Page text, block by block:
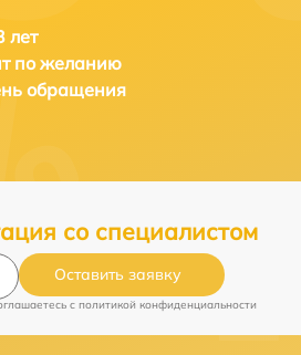
лет
по желанию
обращения
со специалистом
Оставить заявку
c политикой конфиденциальности